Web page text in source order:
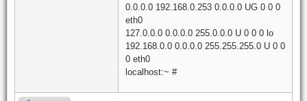
0.0.0.0 192.168.0.253 0.0.0.0 UG 0 0 0
eth0
127.0.0.0 0.0.0.0 255.0.0.0 U 0 0 0 lo
192.168.0.0 0.0.0.0 255.255.255.0 U 0 0
0 eth0
localhost:~ #